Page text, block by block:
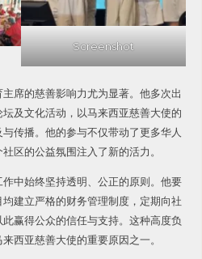
Screenshot
席的慈善影响力尤为显著。他多次出
及文化活动，以马来西亚慈善大使的
传播。他的参与不仅带动了更多华人
区的公益氛围注入了新的活力。
中始终坚持透明、公正的原则。他要
建立严格的财务管理制度，定期向社
赢得公众的信任与支持。这种高度负
西亚慈善大使的重要原因之一。